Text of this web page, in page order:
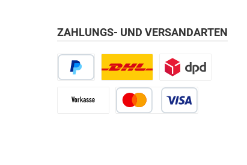
ZAHLUNGS- UND VERSANDARTEN